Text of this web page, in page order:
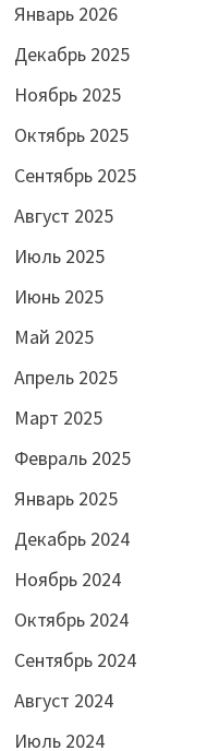
Январь 2026
Декабрь 2025
Ноябрь 2025
Октябрь 2025
Сентябрь 2025
Август 2025
Июль 2025
Июнь 2025
Май 2025
Апрель 2025
Март 2025
Февраль 2025
Январь 2025
Декабрь 2024
Ноябрь 2024
Октябрь 2024
Сентябрь 2024
Август 2024
Июль 2024